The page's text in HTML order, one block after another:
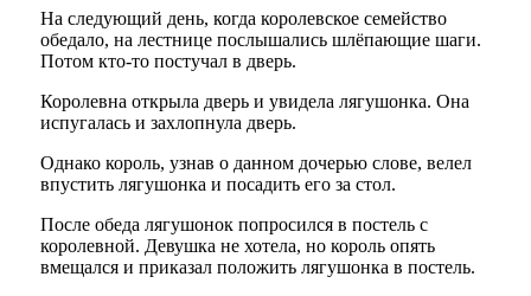
На следующий день, когда королевское семейство
обедало, на лестнице послышались шлёпающие шаги.
Потом кто-то постучал в дверь.
Королевна открыла дверь и увидела лягушонка. Она
испугалась и захлопнула дверь.
Однако король, узнав о данном дочерью слове, велел
впустить лягушонка и посадить его за стол.
После обеда лягушонок попросился в постель с
королевной. Девушка не хотела, но король опять
вмещался и приказал положить лягушонка в постель.